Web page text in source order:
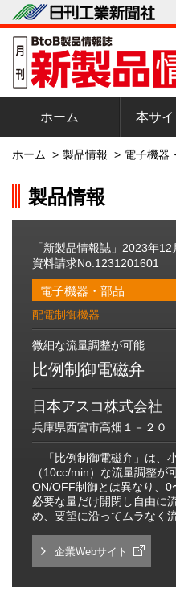
ホーム 本サ
ホーム > 製品情報 > 電子機器
製品情報
「新製品情報誌」2023年12
資料請求No.1231201601
電子機器・部品
配電制御機器
微細な流量調整が可能
比例制御電磁弁
日本アスコ株式会社
兵庫県西宮市高畑１－２０
「比例制御電磁弁」は、
（10cc/min）な流量調整が
ON/OFF制御とは異なり、
必要な量だけ開閉し自由に
め、要望に沿ってムラなく
企業Webサイト